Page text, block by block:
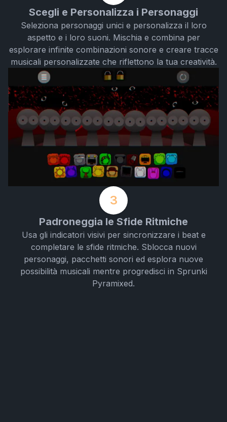
Scegli e Personalizza i Personaggi
Seleziona personaggi unici e personalizza il loro
aspetto e i loro suoni. Mischia e combina per
esplorare infinite combinazioni sonore e creare tracce
musicali personalizzate che riflettono la tua creatività.
3
Padroneggia le Sfide Ritmiche
Usa gli indicatori visivi per sincronizzare i beat e
completare le sfide ritmiche. Sblocca nuovi
personaggi, pacchetti sonori ed esplora nuove
possibilità musicali mentre progredisci in Sprunki
Pyramixed.